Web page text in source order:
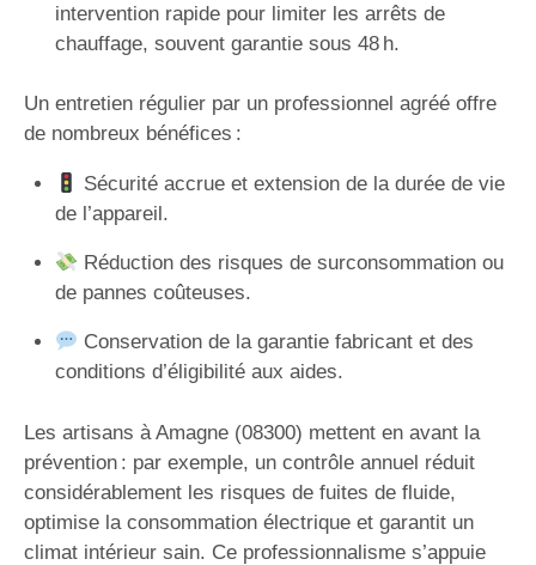
intervention rapide pour limiter les arrêts de
chauffage, souvent garantie sous 48 h.
Un entretien régulier par un professionnel agréé offre
de nombreux bénéfices :
Sécurité accrue et extension de la durée de vie
de l’appareil.
Réduction des risques de surconsommation ou
de pannes coûteuses.
Conservation de la garantie fabricant et des
conditions d’éligibilité aux aides.
Les artisans à Amagne (08300) mettent en avant la
prévention : par exemple, un contrôle annuel réduit
considérablement les risques de fuites de fluide,
optimise la consommation électrique et garantit un
climat intérieur sain. Ce professionnalisme s’appuie